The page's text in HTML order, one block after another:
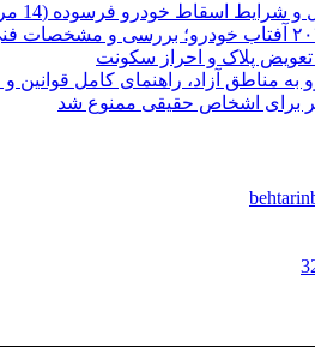
اسقاط خودرو فرسوده (14 مرداد 1405)
پلاک و احراز سکونت
به مناطق آزاد، راهنمای کامل قوانین
برای اشخاص حقیقی ممنوع شد